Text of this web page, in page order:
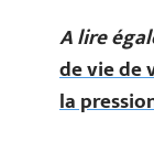
A lire
de vie de
la